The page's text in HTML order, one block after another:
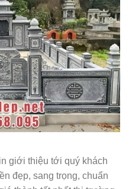
giới thiệu tới quý khách
đẹp, sang trọng, chuẩn